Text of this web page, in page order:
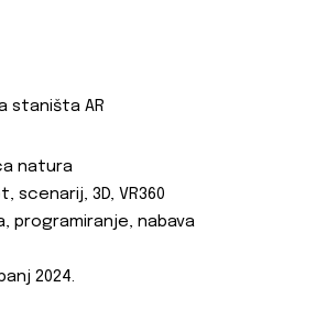
staništa AR
natura
scenarij, 3D, VR360
programiranje, nabava
2024.